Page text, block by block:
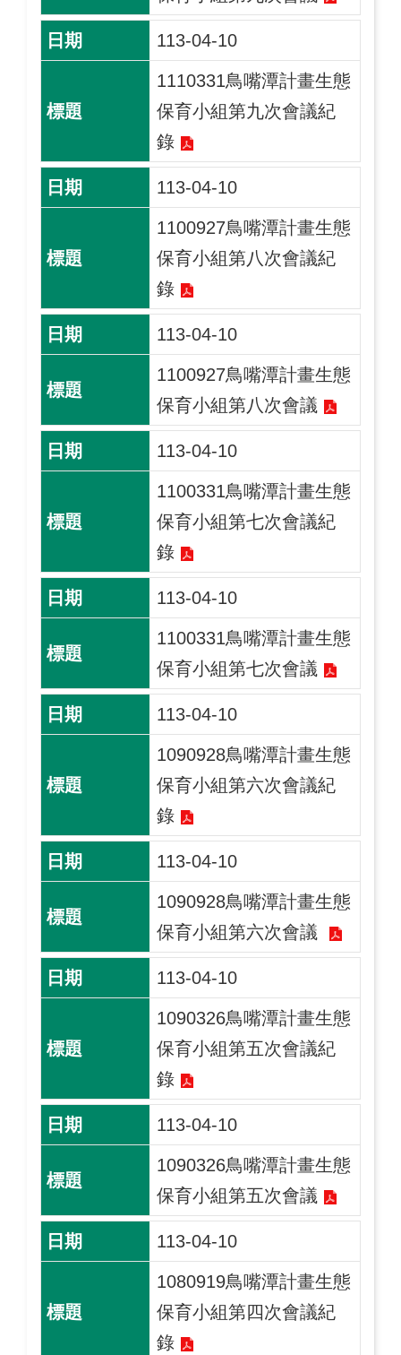
113-04-10
1110331鳥嘴潭計畫生態
保育小組第九次會議紀
錄
113-04-10
1100927鳥嘴潭計畫生態
保育小組第八次會議紀
錄
113-04-10
1100927鳥嘴潭計畫生態
保育小組第八次會議
113-04-10
1100331鳥嘴潭計畫生態
保育小組第七次會議紀
錄
113-04-10
1100331鳥嘴潭計畫生態
保育小組第七次會議
113-04-10
1090928鳥嘴潭計畫生態
保育小組第六次會議紀
錄
113-04-10
1090928鳥嘴潭計畫生態
保育小組第六次會議
113-04-10
1090326鳥嘴潭計畫生態
保育小組第五次會議紀
錄
113-04-10
1090326鳥嘴潭計畫生態
保育小組第五次會議
113-04-10
1080919鳥嘴潭計畫生態
保育小組第四次會議紀
錄